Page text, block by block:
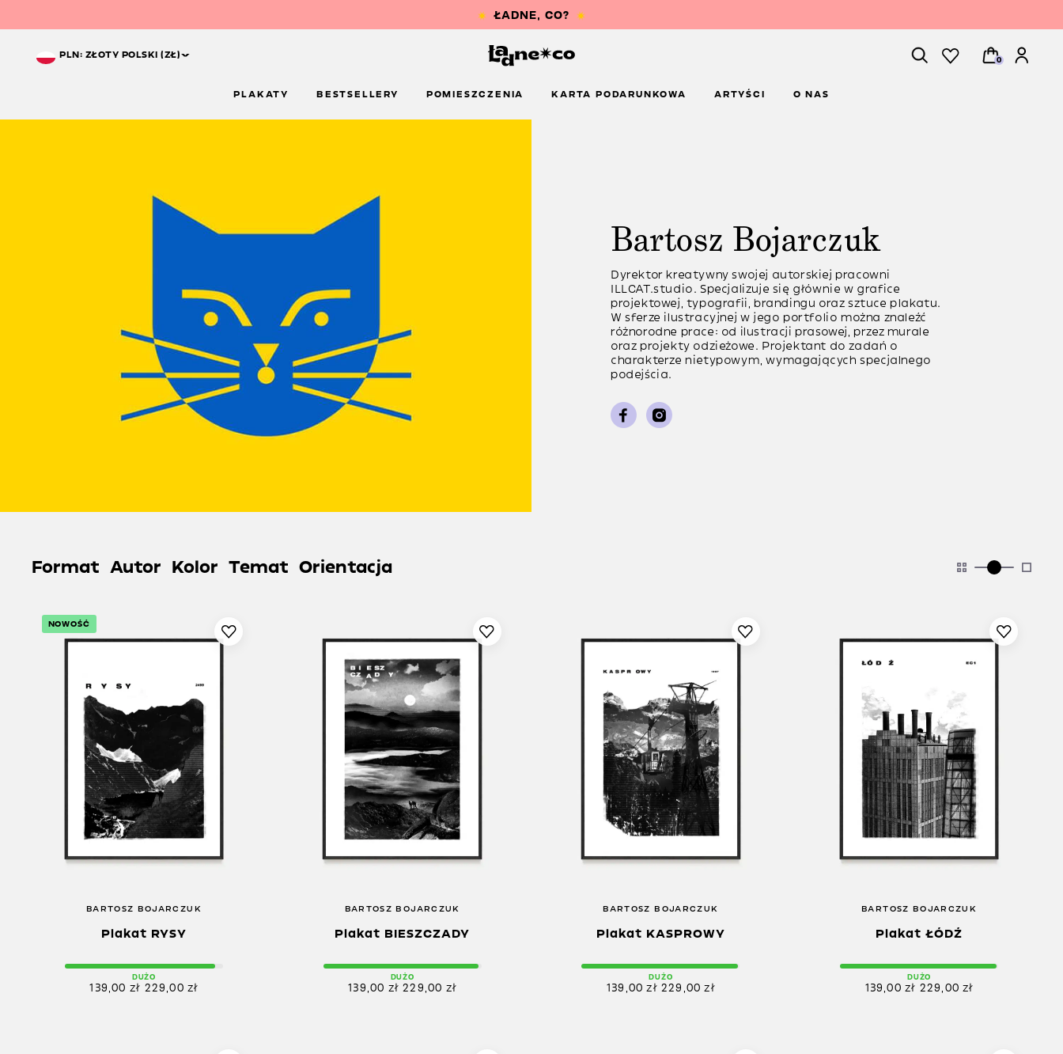
PLN: ZŁOTY POLSKI (ZŁ)^
0
PLAKATY BESTSELLERY POMIESZCZENIA KARTA PODARUNKOWA ARTYŚCI O NAS
Bartosz Bojarczuk
Dyrektor kreatywny swojej autorskiej pracowni
ILLCAT.studio. Specjalizuje się głównie w grafice
projektowej, typografii, brandingu oraz sztuce plakatu.
W sferze ilustracyjnej w jego portfolio można znaleźć
różnorodne prace: od ilustracji prasowej, przez murale
oraz projekty odzieżowe. Projektant do zadań o
charakterze nietypowym, wymagających specjalnego
podejścia.
Format Autor Kolor Temat Orientacja
NOWOŚĆ
BARTOSZ BOJARCZUK
Plakat RYSY
DUŻO
139,00 zł 229,00 zł
BARTOSZ BOJARCZUK
Plakat BIESZCZADY
DUŻO
139,00 zł 229,00 zł
BARTOSZ BOJARCZUK
Plakat KASPROWY
DUŻO
139,00zł 229,00zł
BARTOSZ BOJARCZUK
Plakat ŁÓDŹ
DUŻO
139,00zł 229,00zł